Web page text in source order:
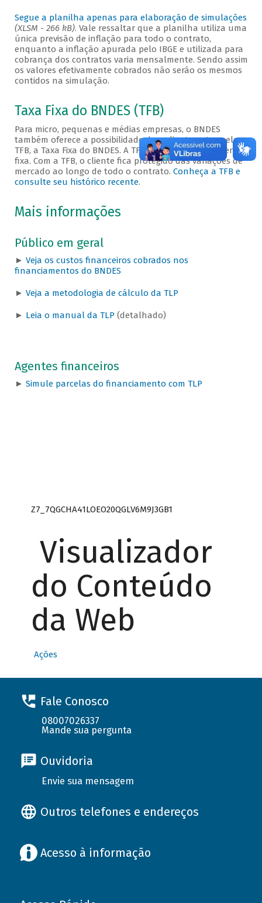
Segue a planilha apenas para elaboração de simulações
(XLSM - 266 kB). Vale ressaltar que a planilha utiliza uma
única previsão de inflação para todo o contrato,
enquanto a inflação apurada pelo IBGE e utilizada para
cobrança dos contratos varia mensalmente. Sendo assim
os valores efetivamente cobrados não serão os mesmos
contidos na simulação.
Taxa Fixa do BNDES (TFB)
Para micro, pequenas e médias empresas, o BNDES
também oferece a possibilidade de o cliente optar pela
TFB, a Taxa Fixa do BNDES. A TFB é uma taxa totalmente
fixa. Com a TFB, o cliente fica protegido das variações de
mercado ao longo de todo o contrato. Conheça a TFB e
consulte seu histórico recente.
Mais informações
Público em geral
► Veja os custos financeiros cobrados nos
financiamentos do BNDES
► Veja a metodologia de cálculo da TLP
► Leia o manual da TLP (detalhado)
Agentes financeiros
► Simule parcelas do financiamento com TLP
Z7_7QGCHA41LOEO20QGLV6M9J3GB1
Visualizador
do Conteúdo
da Web
Ações
Fale Conosco
08007026337
Mande sua pergunta
Ouvidoria
Envie sua mensagem
Outros telefones e endereços
Acesso à informação